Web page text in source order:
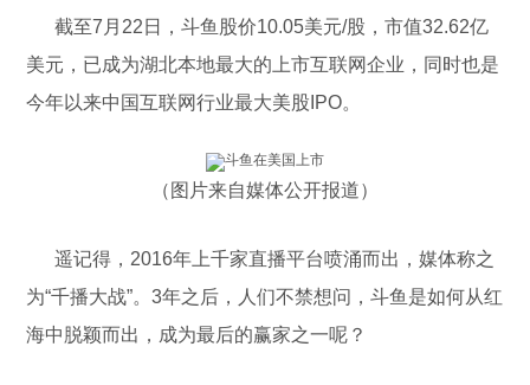
截至7月22日，斗鱼股价10.05美元/股，市值32.62亿
美元，已成为湖北本地最大的上市互联网企业，同时也是
今年以来中国互联网行业最大美股IPO。
（图片来自媒体公开报道）
遥记得，2016年上千家直播平台喷涌而出，媒体称之
为“千播大战”。3年之后，人们不禁想问，斗鱼是如何从红
海中脱颖而出，成为最后的赢家之一呢？